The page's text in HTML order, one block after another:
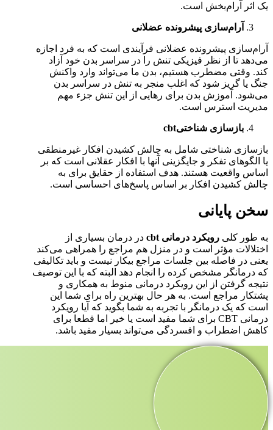
یک اثر آرام‌بخش است.
آرام‌سازی پیشرونده عضلانی
آرام‌سازی پیشرونده عضلانی فرآیندی است که به فرد اجازه
می‌دهد تا از نظر فیزیکی تنش را در سراسر بدن خود آزاد
کند. وقتی مضطرب هستیم، بدن ما می‌تواند وارد واکنش
جنگ یا گریز شود که اغلب منجر به تنش در سراسر بدن
می‌شود. آموزش بدن برای رهایی از این تنش جزء مهم
مدیریت استرس است.
بازسازی شناختیcbt
بازسازی شناختی شامل به چالش کشیدن افکار غیرمنطقی
یا الگوهای تفکر و جایگزینی آنها با افکار عقلانی است که بر
اساس واقعیت هستند. هدف استفاده از حقایق برای به
چالش کشیدن افکار بر اساس پاسخ‌های احساسی است.
سخن پایانی
به طور کلی رویکرد درمانی cbt
در درمان بسیاری از
اختلالات مؤثر است و در منزل هم مراجع را همراهی می‌کند
یعنی در فاصله بین جلسات مراجع بیکار نیست و باید تکالیفی
که درمانگر مشخص کرده را انجام دهد البته که با این توصیف
نتیجه گرفتن از این رویکرد درمانی منوط به همکاری و
پشتکار مراجع است. به هر حال بهترین راه برای شما این
است که یک درمانگر با تجربه به شما بگوید که آیا رویکرد
درمانی CBT برای شما مفید است یا خیر اما قطعا برای
کاهش اضطراب و افسردگی می‌تواند بسیار مفید باشد.